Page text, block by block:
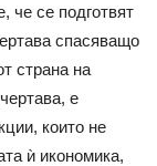
че се подготвят
спасяващо
страна на
е
които не
ѝ икономика,